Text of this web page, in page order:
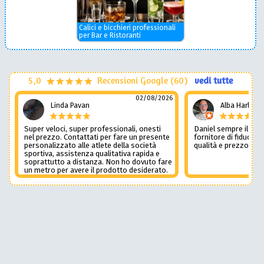
Calici e bicchieri professionali
per Bar e Ristoranti
5,0 Recensioni Google (60) vedi tutte
Linda Pavan
02/08/2026
Super veloci, super professionali, onesti
nel prezzo. Contattati per fare un presente
personalizzato alle atlete della società
sportiva, assistenza qualitativa rapida e
soprattutto a distanza. Non ho dovuto fare
un metro per avere il prodotto desiderato.
Una assistenza del genere è rara e
preziosa. Credo li contatterò ancora in
Alba Harley
Daniel sempre il
fornitore di fiducia
qualità e prezzo